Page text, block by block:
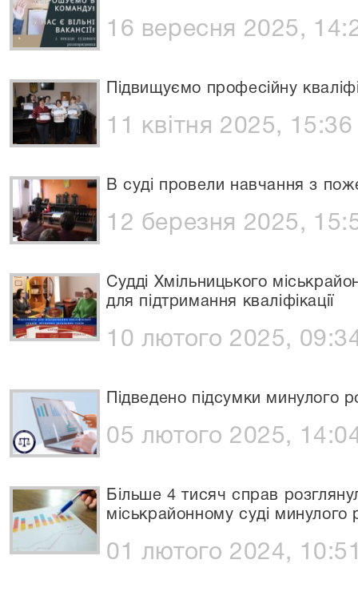
16 вересня 2025,
Підвищуємо професійну
11 квітня 2025, 15:36
В суді провели навчання з
12 березня 2025,
Судді Хмільницького
для підтримання кваліфікації
10 лютого 2025,
Підведено підсумки минулого
05 лютого 2025,
Більше 4 тисяч справ
міськрайонному суді минулого
01 лютого 2024,